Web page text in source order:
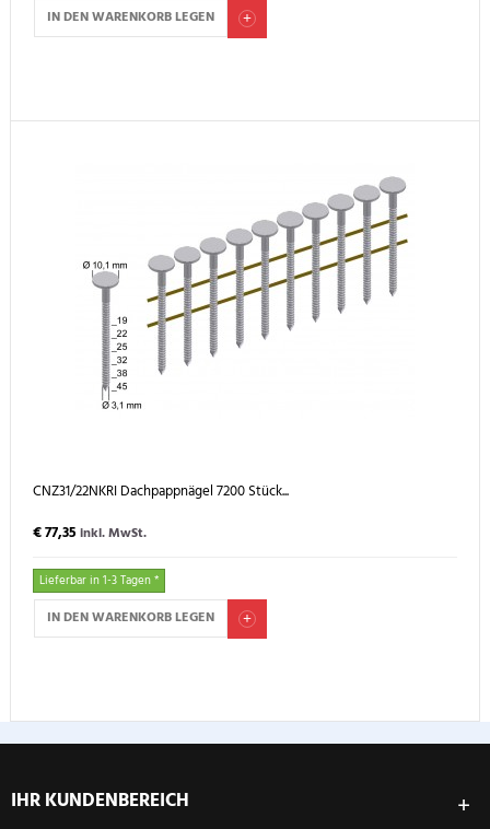
IN DEN WARENKORB LEGEN
CNZ31/22NKRI Dachpappnägel 7200 Stück...
€ 77,35 inkl. MwSt.
Lieferbar in 1-3 Tagen *
IN DEN WARENKORB LEGEN
IHR KUNDENBEREICH